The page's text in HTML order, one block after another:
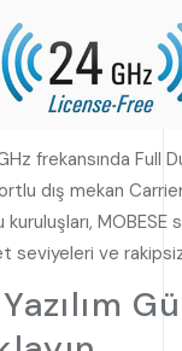
frekansında Full
dış mekan
kuruluşları,
seviyeleri ve